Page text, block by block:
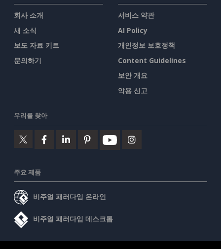
회사 소개
새 소식
보도 자료 키트
문의하기
서비스 약관
AI Policy
개인정보 보호정책
Content Guidelines
보안 개요
악용 신고
우리를 찾아
주요 제품
비주얼 패러다임 온라인
비주얼 패러다임 데스크톱